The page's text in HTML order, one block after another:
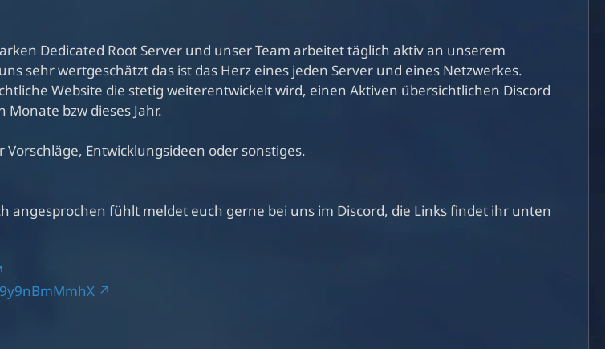
Dedicated Root Server und unser Team arbeitet täglich aktiv an unserem
sehr wertgeschätzt das ist das Herz eines jeden Server und eines Netzwerkes.
Website die stetig weiterentwickelt wird, einen Aktiven übersichtlichen Discord
bzw dieses Jahr.
Entwicklungsideen oder sonstiges.
angesprochen fühlt meldet euch gerne bei uns im Discord, die Links findet ihr unten